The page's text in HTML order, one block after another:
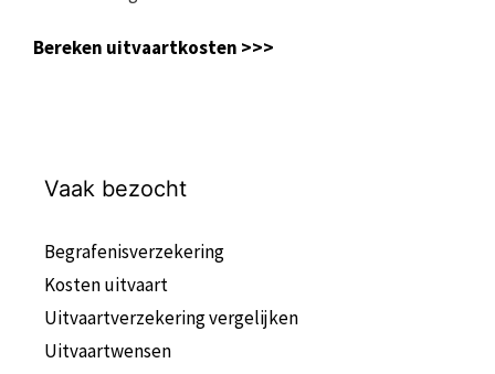
Bereken uitvaartkosten >>>
Vaak bezocht
Begrafenisverzekering
Kosten uitvaart
Uitvaartverzekering vergelijken
Uitvaartwensen